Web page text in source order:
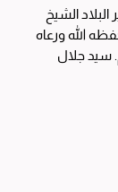
الشيخ
الله ورعاه
م. سيد جلال